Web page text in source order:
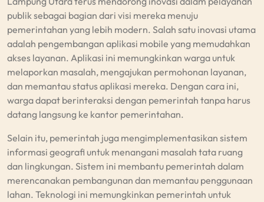
publik sebagai bagian dari visi mereka menuju
pemerintahan yang lebih modern. Salah satu inovasi utama
adalah pengembangan aplikasi mobile yang memudahkan
akses layanan. Aplikasi ini memungkinkan warga untuk
melaporkan masalah, mengajukan permohonan layanan,
dan memantau status aplikasi mereka. Dengan cara ini,
warga dapat berinteraksi dengan pemerintah tanpa harus
datang langsung ke kantor pemerintahan.
Selain itu, pemerintah juga mengimplementasikan sistem
informasi geografi untuk menangani masalah tata ruang
dan lingkungan. Sistem ini membantu pemerintah dalam
merencanakan pembangunan dan memantau penggunaan
lahan. Teknologi ini memungkinkan pemerintah untuk